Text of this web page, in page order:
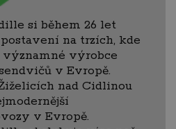
si během 26 let
na trzích, kde
významné výrobce
v Evropě.
nad Cidlinou
v Evropě.